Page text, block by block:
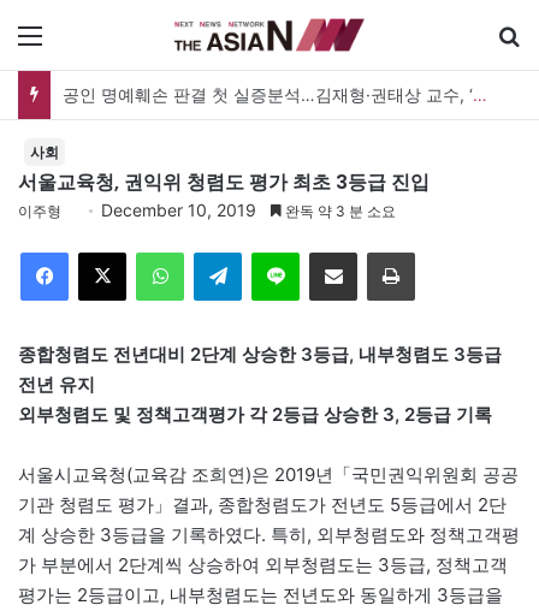
공인 명예훼손 판결 첫 실증분석…김재형·권태상 교수, ‘공인 보도준칙’ 제안도
사회
서울교육청, 권익위 청렴도 평가 최초 3등급 진입
이주형 December 10, 2019 완독 약 3 분 소요
Telegram 이메일
종합청렴도 전년대비 2단계 상승한 3등급, 내부청렴도 3등급
전년 유지
외부청렴도 및 정책고객평가 각 2등급 상승한 3, 2등급 기록
서울시교육청(교육감 조희연)은 2019년「국민권익위원회 공공
기관 청렴도 평가」결과, 종합청렴도가 전년도 5등급에서 2단
계 상승한 3등급을 기록하였다. 특히, 외부청렴도와 정책고객평
가 부분에서 2단계씩 상승하여 외부청렴도는 3등급, 정책고객
평가는 2등급이고, 내부청렴도는 전년도와 동일하게 3등급을